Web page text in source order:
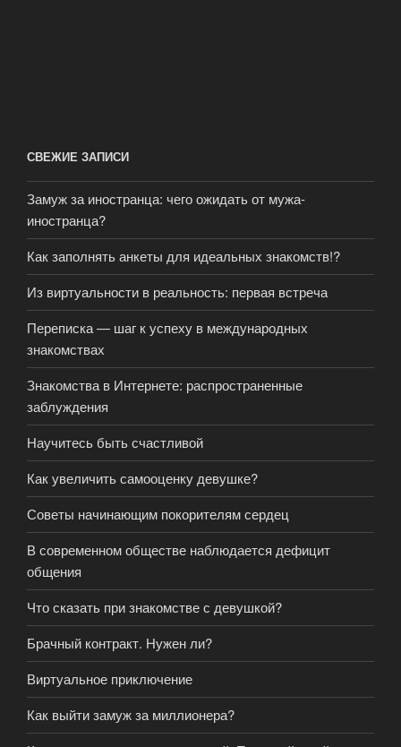
СВЕЖИЕ ЗАПИСИ
Замуж за иностранца: чего ожидать от мужа-
иностранца?
Как заполнять анкеты для идеальных знакомств!?
Из виртуальности в реальность: первая встреча
Переписка — шаг к успеху в международных
знакомствах
Знакомства в Интернете: распространенные
заблуждения
Научитесь быть счастливой
Как увеличить самооценку девушке?
Советы начинающим покорителям сердец
В современном обществе наблюдается дефицит
общения
Что сказать при знакомстве с девушкой?
Брачный контракт. Нужен ли?
Виртуальное приключение
Как выйти замуж за миллионера?